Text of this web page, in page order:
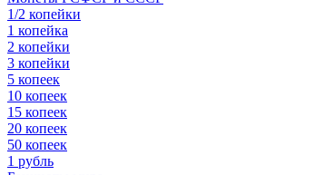
1/2 копейки
1 копейка
2 копейки
3 копейки
5 копеек
10 копеек
15 копеек
20 копеек
50 копеек
1 рубль